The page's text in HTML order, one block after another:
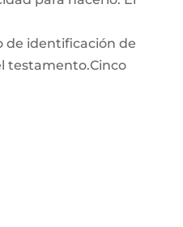
de identificación de
testamento.Cinco